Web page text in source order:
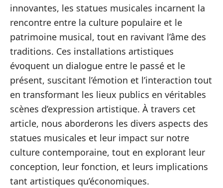
innovantes, les statues musicales incarnent la
rencontre entre la culture populaire et le
patrimoine musical, tout en ravivant l’âme des
traditions. Ces installations artistiques
évoquent un dialogue entre le passé et le
présent, suscitant l’émotion et l’interaction tout
en transformant les lieux publics en véritables
scènes d’expression artistique. À travers cet
article, nous aborderons les divers aspects des
statues musicales et leur impact sur notre
culture contemporaine, tout en explorant leur
conception, leur fonction, et leurs implications
tant artistiques qu’économiques.